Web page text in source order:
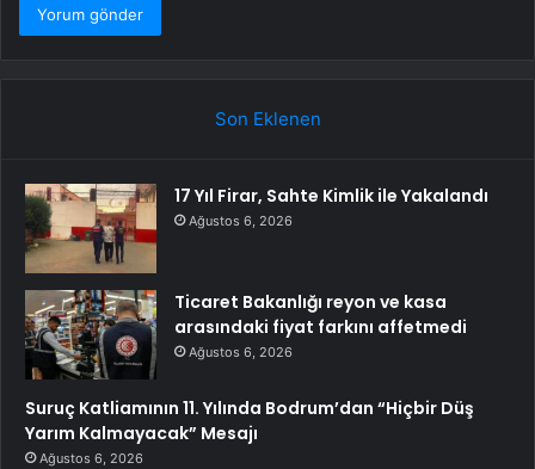
Son Eklenen
17 Yıl Firar, Sahte Kimlik ile Yakalandı
Ağustos 6, 2026
Ticaret Bakanlığı reyon ve kasa
arasındaki fiyat farkını affetmedi
Ağustos 6, 2026
Suruç Katliamının 11. Yılında Bodrum’dan “Hiçbir Düş
Yarım Kalmayacak” Mesajı
Ağustos 6, 2026